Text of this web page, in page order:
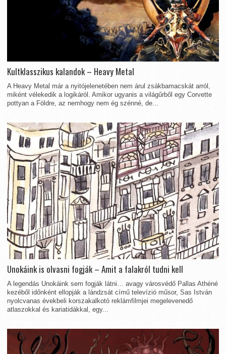
Kultklasszikus kalandok – Heavy Metal
A Heavy Metal már a nyitójelenetében nem árul zsákbamacskát arról,
miként vélekedik a logikáról. Amikor ugyanis a világűrből egy Corvette
pottyan a Földre, az nemhogy nem ég szénné, de...
Unokáink is olvasni fogják – Amit a falakról tudni kell
A legendás Unokáink sem fogják látni… avagy városvédő Pallas Athéné
kezéből időnként ellopják a lándzsát című televízió műsor, Sas István
nyolcvanas évekbeli korszakalkotó reklámfilmjei megelevenedő
atlaszokkal és kariatidákkal, egy...